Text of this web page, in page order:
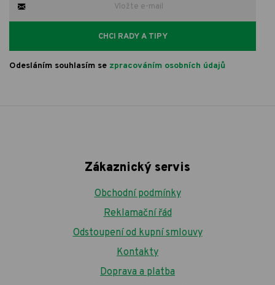
CHCI RADY A TIPY
Odesláním souhlasím se zpracováním osobních údajů
Zákaznický servis
Obchodní podmínky
Reklamační řád
Odstoupení od kupní smlouvy
Kontakty
Doprava a platba